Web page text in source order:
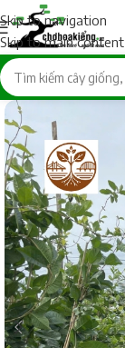
Skip to navigation
Skip to main content